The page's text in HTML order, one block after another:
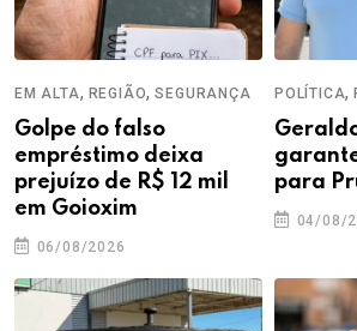
EM ALTA, REGIÃO,SEGURANÇA
Golpe do falso
empréstimo deixa
prejuízo de R$ 12 mil
em Goioxim
06/08/2026
POLÍTICA,
para
04/08/